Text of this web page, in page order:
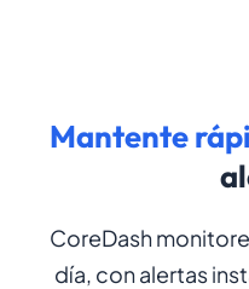
Mantente
CoreDash
día, con alertas